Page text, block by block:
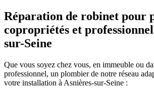
Réparation de robinet pour
copropriétés et
sur-Seine
Que vous soyez chez vous, en immeuble ou
professionnel, un plombier de notre réseau
votre installation à Asnières-sur-Seine :